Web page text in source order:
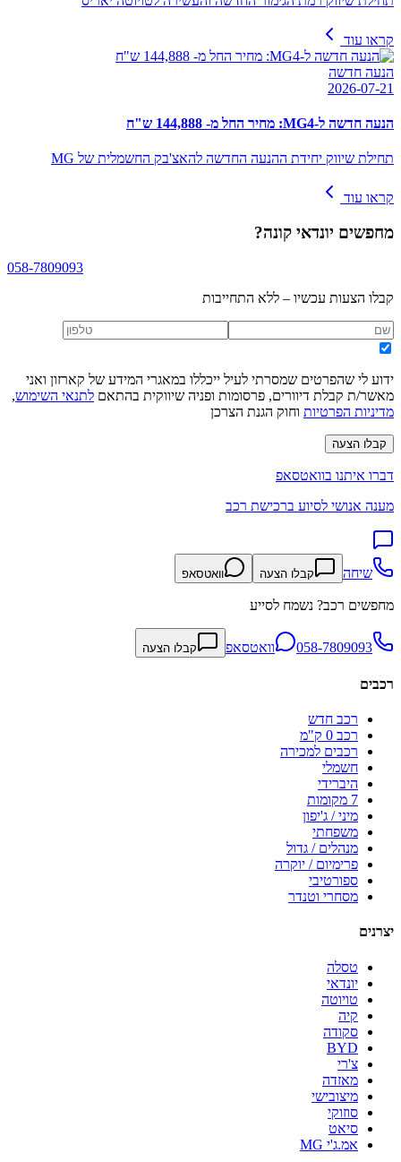
קראו עוד
הנעה חדשה
2026-07-21
הנעה חדשה ל-MG4: מחיר החל מ- 144,888 ש"ח
תחילת שיווק יחידת ההנעה החדשה להאצ'בק החשמלית של MG
קראו עוד
מחפשים יונדאי קונה?
058-7809093
קבלו הצעות עכשיו – ללא התחייבות
ידוע לי שהפרטים שמסרתי לעיל ייכללו במאגרי המידע של קארזון ואני
מאשר/ת קבלת דיוורים, פרסומות ופניה שיווקית בהתאם לתנאי השימוש,
מדיניות הפרטיות וחוק הגנת הצרכן
קבלו הצעה
דברו איתנו בוואטסאפ
מענה אנושי לסיוע ברכישת רכב
שיחה קבלו הצעה וואטסאפ
מחפשים רכב? נשמח לסייע
058-7809093 וואטסאפ קבלו הצעה
רכבים
רכב חדש
רכב 0 ק"מ
רכבים למכירה
חשמלי
היברידי
7 מקומות
מיני / ג'יפון
משפחתי
מנהלים / גדול
פרימיום / יוקרה
ספורטיבי
מסחרי וטנדר
יצרנים
טסלה
יונדאי
טויוטה
קיה
סקודה
BYD
צ'רי
מאזדה
מיצובישי
סוזוקי
סיאט
אמ.ג'י MG